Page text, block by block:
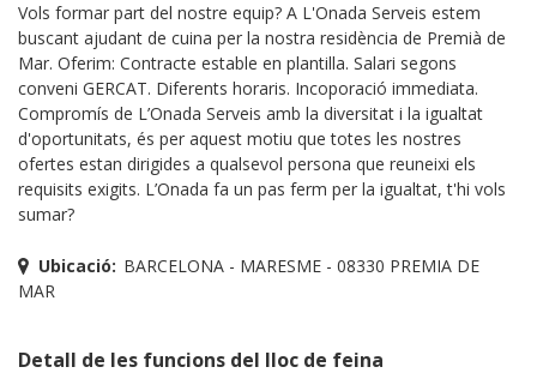
Vols formar part del nostre equip? A L'Onada Serveis estem
buscant ajudant de cuina per la nostra residència de Premià de
Mar. Oferim: Contracte estable en plantilla. Salari segons
conveni GERCAT. Diferents horaris. Incoporació immediata.
Compromís de L’Onada Serveis amb la diversitat i la igualtat
d'oportunitats, és per aquest motiu que totes les nostres
ofertes estan dirigides a qualsevol persona que reuneixi els
requisits exigits. L’Onada fa un pas ferm per la igualtat, t'hi vols
sumar?
Ubicació: BARCELONA - MARESME - 08330 PREMIA DE
MAR
Detall de les funcions del lloc de feina